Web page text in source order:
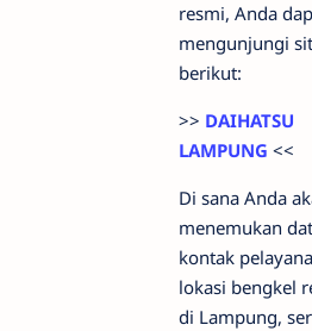
resmi, Anda
mengunjungi
berikut:
>> DAIHATSU
LAMPUNG <<
Di sana Anda
menemukan
kontak
lokasi bengkel
di Lampung,